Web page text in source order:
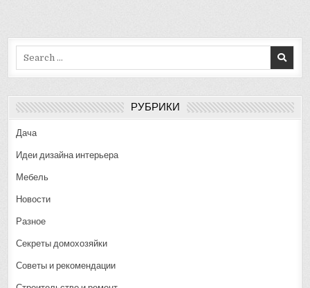
РУБРИКИ
Дача
Идеи дизайна интерьера
Мебель
Новости
Разное
Секреты домохозяйки
Советы и рекомендации